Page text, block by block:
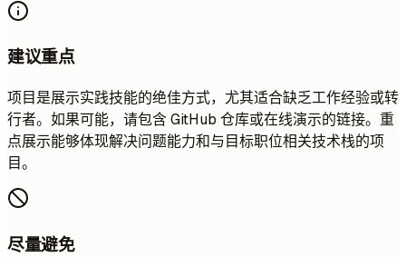
建议重点
项目是展示实践技能的绝佳方式，尤其适合缺乏工作经验或转
行者。如果可能，请包含 GitHub 仓库或在线演示的链接。重
点展示能够体现解决问题能力和与目标职位相关技术栈的项
目。
尽量避免